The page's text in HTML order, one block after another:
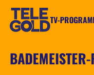
Zum
springen
TV-